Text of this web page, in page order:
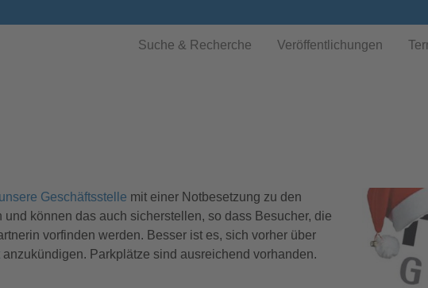
Suche & Recherche Veröffentlichungen
unsere Geschäftsstelle mit einer Notbesetzung zu den
können das auch sicherstellen, so dass Besucher, die
vorfinden werden. Besser ist es, sich vorher über
anzukündigen. Parkplätze sind ausreichend vorhanden.